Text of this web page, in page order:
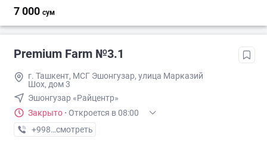
7 000 сум
Premium Farm №3.1
г. Ташкент, МСГ Эшонгузар, улица Марказий
Шох, дом 3
Эшонгузар «Райцентр»
Закрыто · Откроется в 08:00
+998 (95) XXX-XX-XX
смотреть